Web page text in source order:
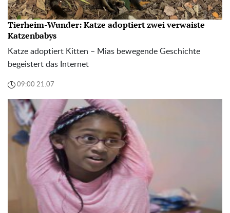
Tierheim-Wunder: Katze adoptiert zwei verwaiste
Katzenbabys
Katze adoptiert Kitten – Mias bewegende Geschichte
begeistert das Internet
09:00 21.07